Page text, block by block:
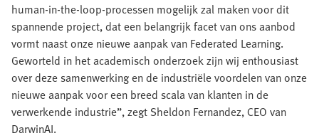
human-in-the-loop-processen mogelijk zal maken voor dit
spannende project, dat een belangrijk facet van ons aanbod
vormt naast onze nieuwe aanpak van Federated Learning.
Geworteld in het academisch onderzoek zijn wij enthousiast
over deze samenwerking en de industriële voordelen van onze
nieuwe aanpak voor een breed scala van klanten in de
verwerkende industrie”, zegt Sheldon Fernandez, CEO van
DarwinAI.